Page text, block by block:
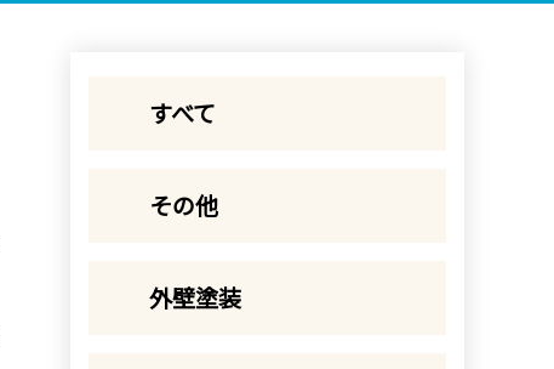
すべて
その他
外壁塗装